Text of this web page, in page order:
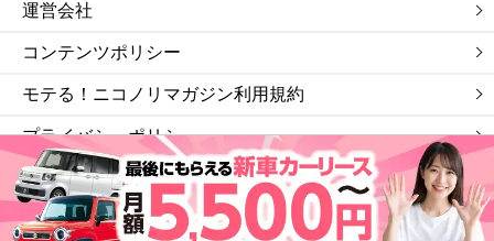
運営会社
コンテンツポリシー
モテる！ニコノリマガジン利用規約
プライバシーポリシー
サイトマップ
私たちは「ニコニコレンタカー」を運営する会社です。